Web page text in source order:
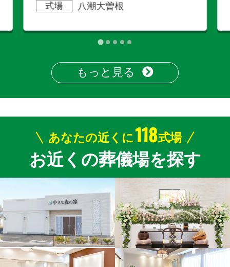
式場 八潮大曽根
もっと見る
あなたの近くに118式場
お近くの葬儀場を探す